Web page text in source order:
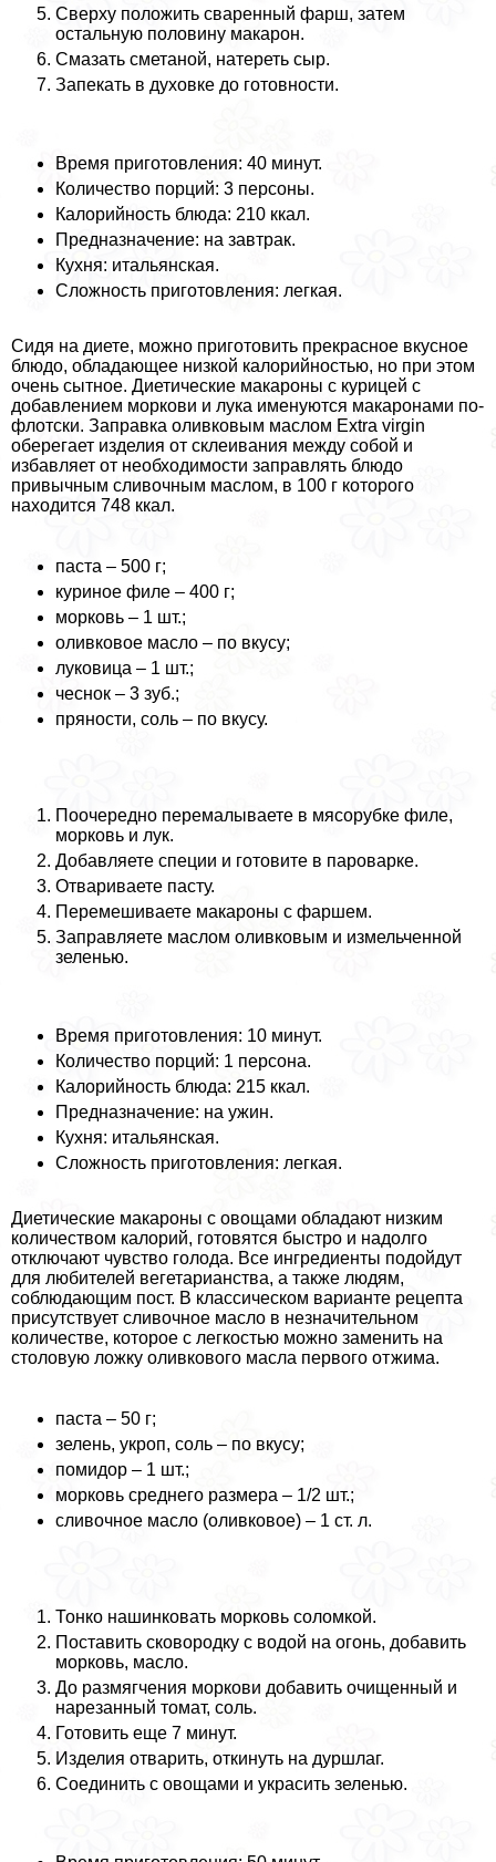
Сверху положить сваренный фарш, затем
остальную половину макарон.
Смазать сметаной, натереть сыр.
Запекать в духовке до готовности.
Время приготовления: 40 минут.
Количество порций: 3 персоны.
Калорийность блюда: 210 ккал.
Предназначение: на завтpaк.
Кухня: итальянская.
Сложность приготовления: легкая.
Сидя на диете, можно приготовить прекрасное вкусное
блюдо, обладающее низкой калорийностью, но при этом
очень сытное. Диетические макароны с курицей с
добавлением моркови и лука именуются макаронами по-
флотски. Заправка оливковым маслом Extra virgin
оберегает изделия от склеивания между собой и
избавляет от необходимости заправлять блюдо
привычным сливочным маслом, в 100 г которого
находится 748 ккал.
паста – 500 г;
куриное филе – 400 г;
морковь – 1 шт.;
оливковое масло – по вкусу;
луковица – 1 шт.;
чеснок – 3 зуб.;
пряности, соль – по вкусу.
Поочередно перемалываете в мясорубке филе,
морковь и лук.
Добавляете специи и готовите в пароварке.
Отвариваете пасту.
Перемешиваете макароны с фаршем.
Заправляете маслом оливковым и измельченной
зеленью.
Время приготовления: 10 минут.
Количество порций: 1 персона.
Калорийность блюда: 215 ккал.
Предназначение: на ужин.
Кухня: итальянская.
Сложность приготовления: легкая.
Диетические макароны с овощами обладают низким
количеством калорий, готовятся быстро и надолго
отключают чувство голода. Все ингредиенты подойдут
для любителей вегетарианства, а также людям,
соблюдающим пост. В классическом варианте рецепта
присутствует сливочное масло в незначительном
количестве, которое с легкостью можно заменить на
столовую ложку оливкового масла первого отжима.
паста – 50 г;
зелень, укроп, соль – по вкусу;
помидор – 1 шт.;
морковь среднего размера – 1/2 шт.;
сливочное масло (оливковое) – 1 ст. л.
Тонко нашинковать морковь соломкой.
Поставить сковородку с водой на огонь, добавить
морковь, масло.
До размягчения моркови добавить очищенный и
нарезанный томат, соль.
Готовить еще 7 минут.
Изделия отварить, откинуть на дуршлаг.
Соединить с овощами и украсить зеленью.